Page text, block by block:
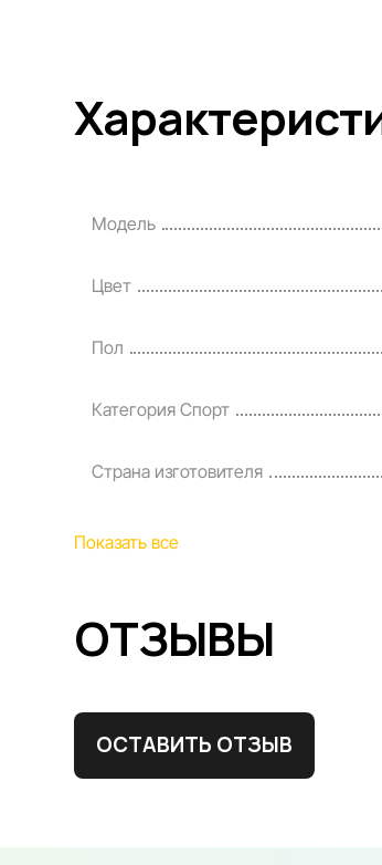
Модель
Цвет
Пол
Категория Спорт
Страна изготовителя
Показать все
ОТЗЫВЫ
ОСТАВИТЬ ОТЗЫВ